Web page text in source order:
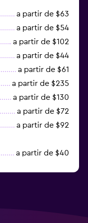
a partir de $63
a partir de $54
a partir de $102
a partir de $44
a partir de $61
a partir de $235
a partir de $130
a partir de $72
a partir de $92
a partir de $40